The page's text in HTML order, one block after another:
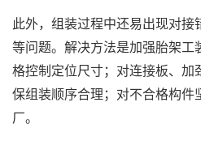
此外，组装过程中还易出现对接
等问题。解决方法是加强胎架工
格控制定位尺寸；对连接板、加
保组装顺序合理；对不合格构件
厂。